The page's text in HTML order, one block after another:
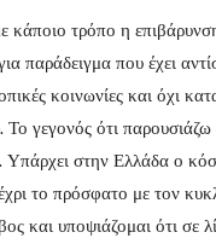
κάποιο τρόπο η
παράδειγμα που έχει
κοινωνίες και όχι
γεγονός ότι
Υπάρχει στην Ελλάδα ο
το πρόσφατο με τον
και υποψιάζομαι ότι σε